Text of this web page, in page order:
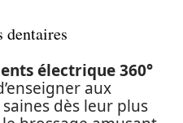
dentaires
électrique 360°
aux
dès leur plus